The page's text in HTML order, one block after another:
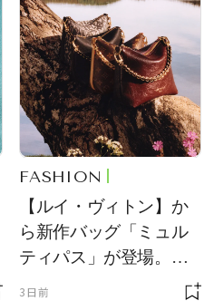
FASHION
【ルイ・ヴィトン】か
ら新作バッグ「ミュル
ティパス」が登場。ミ
ニサイズもラインナッ
3日前